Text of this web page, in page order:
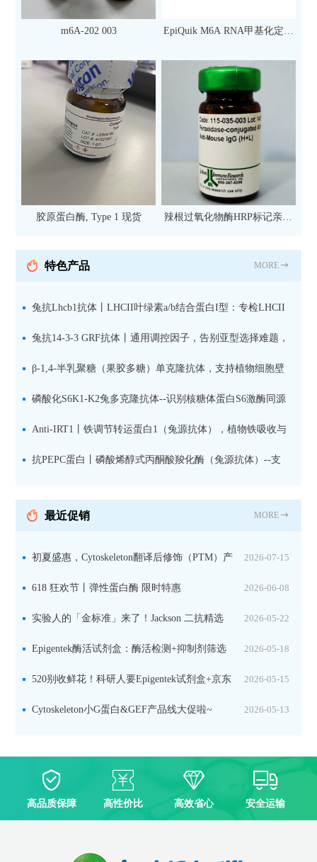
m6A-202 003
EpiQuik M6A RNA甲基化定量
次）
胶原蛋白酶, Type 1 现货
辣根过氧化物酶HRP标记亲和
抗 现货
特色产品 MORE
兔抗Lhcb1抗体丨LHCII叶绿素a/b结合蛋白I型：专检LHCII
中含量丰富的捕光蛋白
兔抗14-3-3 GRF抗体丨通用调控因子，告别亚型选择难题，
全面捕获植物信号转导枢纽蛋白
β-1,4-半乳聚糖（果胶多糖）单克隆抗体，支持植物细胞壁
果胶多糖精细结构解析
磷酸化S6K1-K2兔多克隆抗体--识别核糖体蛋白S6激酶同源
蛋白1-2的激活状态
Anti-IRT1丨铁调节转运蛋白1（兔源抗体），植物铁吸收与
微量元素代谢研究的关键工具
抗PEPC蛋白丨磷酸烯醇式丙酮酸羧化酶（兔源抗体）--支
最近促销 MORE
2026-07-15
初夏盛惠，Cytoskeleton翻译后修饰（PTM）产
品线放价啦！ 2026-06-08
618 狂欢节丨弹性蛋白酶 限时特惠
2026-05-22
实验人的「金标准」来了！Jackson 二抗精选
限时一口价，手慢无！ 2026-05-18
Epigentek酶活试剂盒：酶活检测+抑制剂筛选
双赋能，下单即赠京东卡 2026-05-15
520别收鲜花！科研人要Epigentek试剂盒+京东
卡！ 2026-05-13
Cytoskeleton小G蛋白&GEF产品线大促啦~
高品质保障 高性价比 高效省心 安全运输